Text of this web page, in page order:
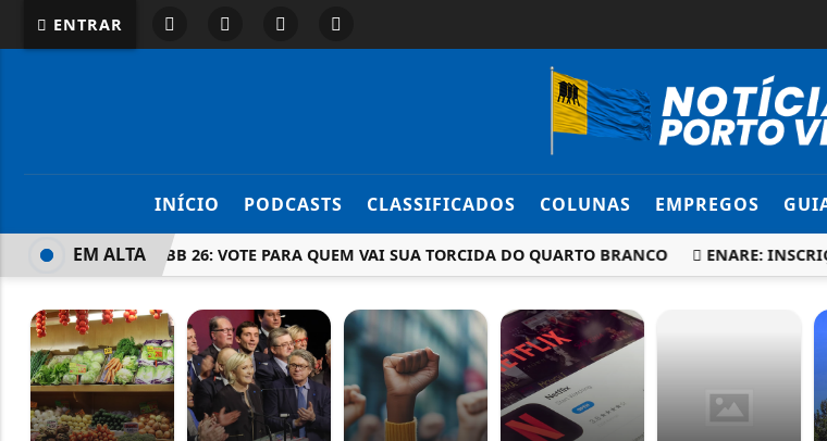
ENTRAR
INÍCIO PODCASTS CLASSIFICADOS COLUNAS EMPREGOS
ENQUETE BBB 26: VOTE PARA QUEM VAI SUA TORCIDA DO QUARTO BRANCO ENARE:
EM ALTA